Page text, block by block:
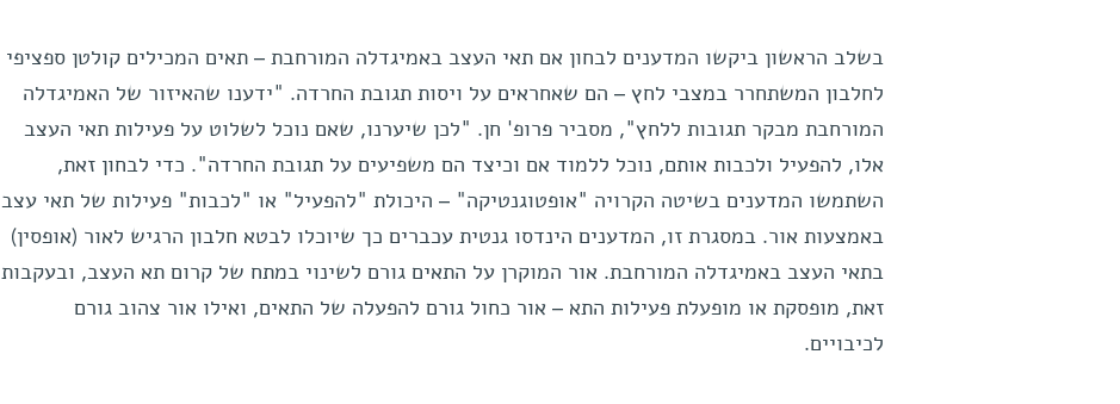
בשלב הראשון ביקשו המדענים לבחון אם תאי העצב באמיגדלה המורחבת – תאים המכילים קולטן ספציפי
לחלבון המשתחרר במצבי לחץ – הם שאחראים על ויסות תגובת החרדה. "ידענו שהאיזור של האמיגדלה
המורחבת מבקר תגובות ללחץ", מסביר פרופ' חן. "לכן שיערנו, שאם נוכל לשלוט על פעילות תאי העצב
אלו, להפעיל ולכבות אותם, נוכל ללמוד אם וכיצד הם משפיעים על תגובת החרדה". כדי לבחון זאת,
השתמשו המדענים בשיטה הקרויה "אופטוגנטיקה" – היכולת "להפעיל" או "לכבות" פעילות של תאי עצב
באמצעות אור. במסגרת זו, המדענים הינדסו גנטית עכברים כך שיוכלו לבטא חלבון הרגיש לאור (אופסין)
בתאי העצב באמיגדלה המורחבת. אור המוקרן על התאים גורם לשינוי במתח של קרום תא העצב, ובעקבות
זאת, מופסקת או מופעלת פעילות התא – אור כחול גורם להפעלה של התאים, ואילו אור צהוב גורם
לכיבויים.